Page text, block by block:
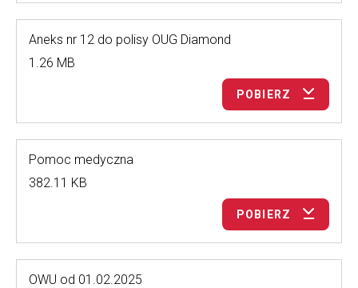
Aneks nr 12 do polisy OUG Diamond
1.26 MB
POBIERZ
Pomoc medyczna
382.11 KB
POBIERZ
OWU od 01.02.2025